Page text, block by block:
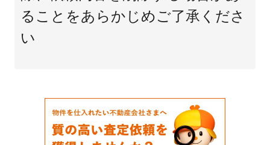
ることをあらかじめご了承くださ
い